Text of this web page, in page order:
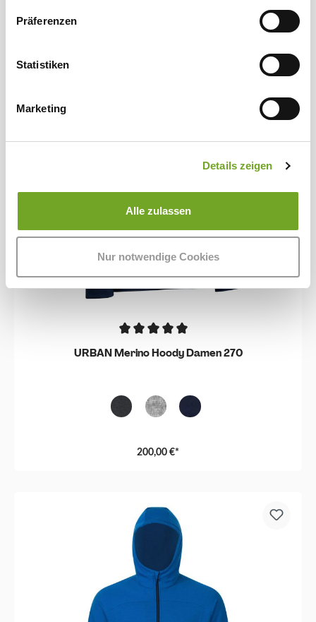
Präferenzen
Statistiken
Marketing
Details zeigen
Alle zulassen
Nur notwendige Cookies
URBAN Merino Hoody Damen 270
Black MelangeGrau-Melange
Navy
200,00 €*